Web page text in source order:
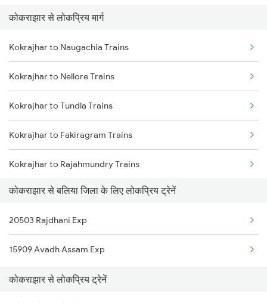
Ballia to Aunrihar Trains
Ballia to Mau Trains
Ballia to Muzaffarpur Trains
Ballia to Lucknow Trains
Ballia to Azamgarh Trains
कोकराझार से लोकप्रिय मार्ग
Kokrajhar to Naugachia Trains
Kokrajhar to Nellore Trains
Kokrajhar to Tundla Trains
Kokrajhar to Fakiragram Trains
Kokrajhar to Rajahmundry Trains
Kokrajhar to Farakka Trains
Kokrajhar to Lucknow Trains
Kokrajhar to Sadulpur Trains
Kokrajhar to Sultanganj Trains
कोकराझार से बलिया जिला के लिए लोकप्रिय ट्रेनें
20503 Rajdhani Exp
15909 Avadh Assam Exp
कोकराझार से लोकप्रिय ट्रेनें